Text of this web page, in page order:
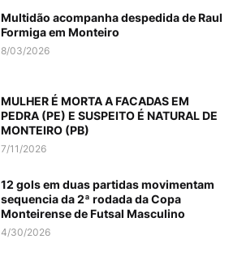
Multidão acompanha despedida de Raul
Formiga em Monteiro
8/03/2026
MULHER É MORTA A FACADAS EM
PEDRA (PE) E SUSPEITO É NATURAL DE
MONTEIRO (PB)
7/11/2026
12 gols em duas partidas movimentam
sequencia da 2ª rodada da Copa
Monteirense de Futsal Masculino
4/30/2026